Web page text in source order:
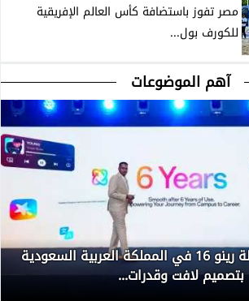
مصر تفوز باستضافة كأس العالم الإفريقية
للكورف بول...
آهم الموضوعات
أوبو تطلق سلسلة رينو 16 في المملكة العربية السعودية
بتصميم لافت وقدرات...